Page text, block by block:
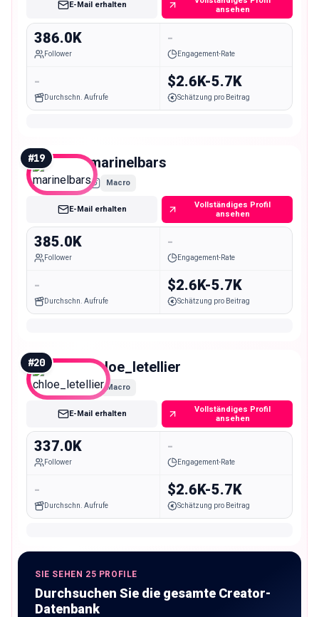
E-Mail erhalten
ansehen
386.0K
Follower
-
Engagement-Rate
-
Durchschn. Aufrufe
$2.6K-5.7K
Schätzung pro Beitrag
#19 marinelbars
Macro
E-Mail erhalten
Vollständiges Profil
ansehen
385.0K
Follower
-
Engagement-Rate
-
Durchschn. Aufrufe
$2.6K-5.7K
Schätzung pro Beitrag
#20 chloe_letellier
Macro
E-Mail erhalten
Vollständiges Profil
ansehen
337.0K
Follower
-
Engagement-Rate
-
Durchschn. Aufrufe
$2.6K-5.7K
Schätzung pro Beitrag
SIE SEHEN 25 PROFILE
Durchsuchen Sie die gesamte Creator-
Datenbank